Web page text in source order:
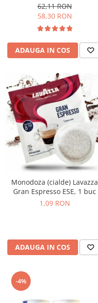
Portafiltre
Tamper
Altele
62,11 RON
58,30 RON
ADAUGA IN COS
Monodoza (cialde) Lavazza
Gran Espresso ESE, 1 buc
1,09 RON
ADAUGA IN COS
-4%